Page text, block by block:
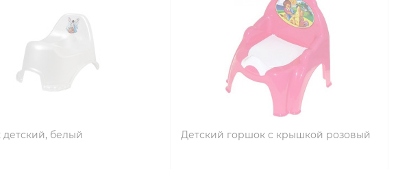
детский, белый Детский горшок с крышкой розовый